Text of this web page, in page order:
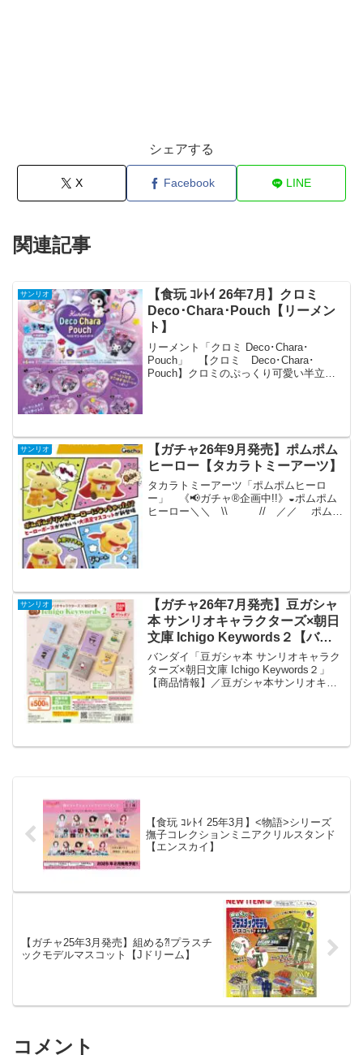
シェアする
X Facebook LINE
関連記事
サンリオ
【食玩 ｺﾚﾄｲ 26年7月】クロミ
Deco･Chara･Pouch【リーメン
ト】
リーメント「クロミ Deco･Chara･
Pouch」 【クロミ Deco･Chara･
Pouch】クロミのぷっくり可愛い半立体
サンリオ
【ガチャ26年9月発売】ポムポム
ヒーロー【タカラトミーアーツ】
タカラトミーアーツ「ポムポムヒーロ
ー」 《📢ガチャ®︎企画中!!》◒ポムポム
ヒーロー＼＼ \\ // ／／ ポムポ
サンリオ
【ガチャ26年7月発売】豆ガシャ
本 サンリオキャラクターズ×朝日
文庫 Ichigo Keywords２【バン
ダイ】
バンダイ「豆ガシャ本 サンリオキャラク
ターズ×朝日文庫 Ichigo Keywords２」
【商品情報】／豆ガシャ本サンリオキャ
【食玩 ｺﾚﾄｲ 25年3月】<物語>シリーズ
撫子コレクションミニアクリルスタンド
【エンスカイ】
【ガチャ25年3月発売】組める⁈プラスチ
ックモデルマスコット【Jドリーム】
コメント